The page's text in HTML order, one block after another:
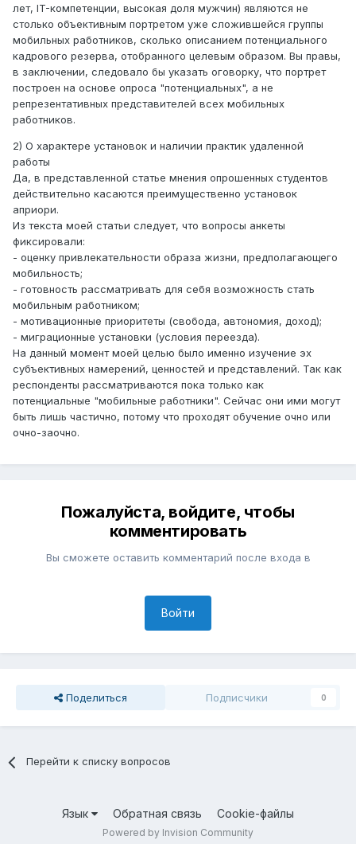
лет, IT-компетенции, высокая доля мужчин) являются не
столько объективным портретом уже сложившейся группы
мобильных работников, сколько описанием потенциального
кадрового резерва, отобранного целевым образом. Вы правы,
в заключении, следовало бы указать оговорку, что портрет
построен на основе опроса "потенциальных", а не
репрезентативных представителей всех мобильных
работников.
2) О характере установок и наличии практик удаленной
работы
Да, в представленной статье мнения опрошенных студентов
действительно касаются преимущественно установок
априори.
Из текста моей статьи следует, что вопросы анкеты
фиксировали:
- оценку привлекательности образа жизни, предполагающего
мобильность;
- готовность рассматривать для себя возможность стать
мобильным работником;
- мотивационные приоритеты (свобода, автономия, доход);
- миграционные установки (условия переезда).
На данный момент моей целью было именно изучение эх
субъективных намерений, ценностей и представлений. Так как
респонденты рассматриваются пока только как
потенциальные "мобильные работники". Сейчас они ими могут
быть лишь частично, потому что проходят обучение очно или
очно-заочно.
Пожалуйста, войдите, чтобы
комментировать
Вы сможете оставить комментарий после входа в
Войти
Поделиться Подписчики 0
Перейти к списку вопросов
Язык Обратная связь Cookie-файлы
Powered by Invision Community